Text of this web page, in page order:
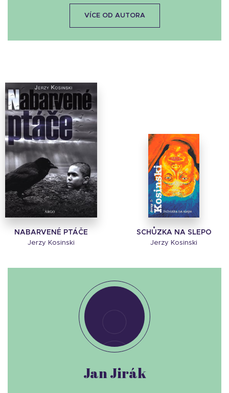
NABARVENÉ PTÁČE
Jerzy Kosinski
SCHŮZKA NA SLEPO
Jerzy Kosinski
VÍCE OD AUTORA
Jan Jirák